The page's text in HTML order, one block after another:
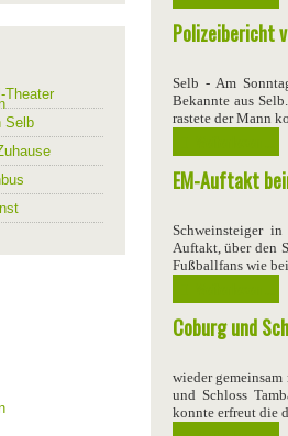
Theater
Selb
Polizeibericht
Selb - Am
Bekannte aus
rastete der Mann
EM-Auftakt
Schweinsteiger
Auftakt, über den
Fußballfans wie
Coburg und
wieder
und Schloss
konnte erfreut die